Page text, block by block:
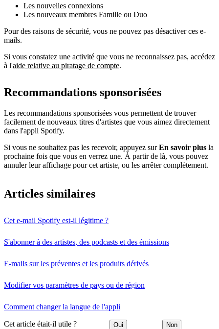
Les nouvelles connexions
Les nouveaux membres Famille ou Duo
Pour des raisons de sécurité, vous ne pouvez pas désactiver ces e-
mails.
Si vous constatez une activité que vous ne reconnaissez pas, accédez
à l'aide relative au piratage de compte.
Recommandations sponsorisées
Les recommandations sponsorisées vous permettent de trouver
facilement de nouveaux titres d'artistes que vous aimez directement
dans l'appli Spotify.
Si vous ne souhaitez pas les recevoir, appuyez surEn savoir plus la
prochaine fois que vous en verrez une. À partir de là, vous pouvez
annuler leur affichage pour cet artiste, ou les arrêter complètement.
Articles similaires
Cet e-mail Spotify est-il légitime ?
S'abonner à des artistes, des podcasts et des émissions
E-mails sur les préventes et les produits dérivés
Modifier vos paramètres de pays ou de région
Comment changer la langue de l'appli
Cet article était-il utile ? Oui Non